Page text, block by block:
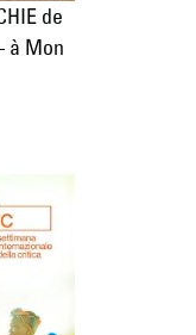
de
à Mon